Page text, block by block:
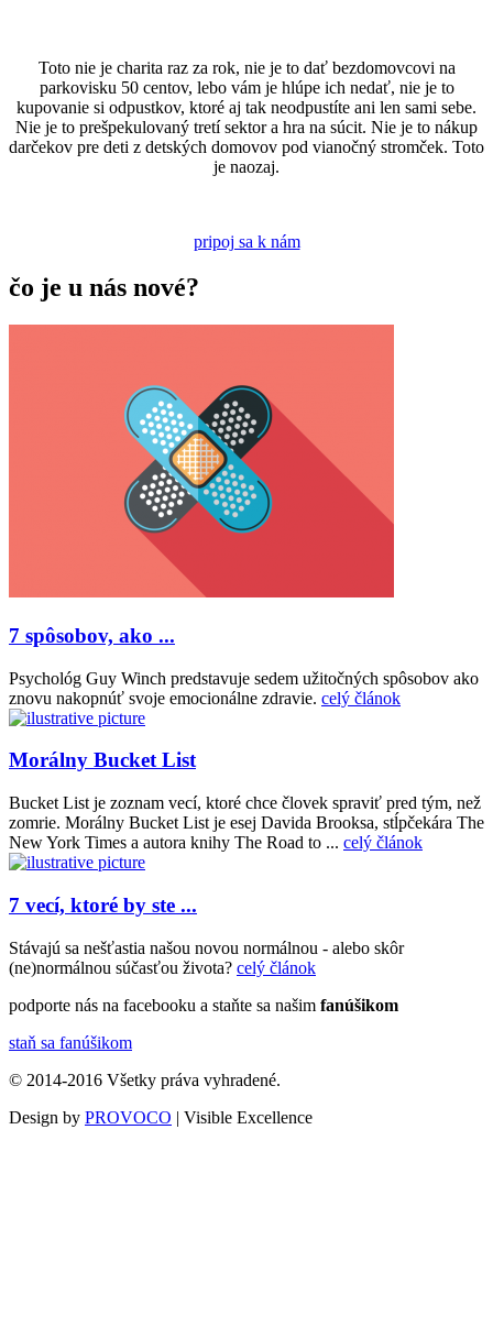
Toto nie je charita raz za rok, nie je to dať bezdomovcovi na
parkovisku 50 centov, lebo vám je hlúpe ich nedať, nie je to
kupovanie si odpustkov, ktoré aj tak neodpustíte ani len sami sebe.
Nie je to prešpekulovaný tretí sektor a hra na súcit. Nie je to nákup
darčekov pre deti z detských domovov pod vianočný stromček. Toto
je naozaj.
pripoj sa k nám
čo je u nás nové?
7 spôsobov, ako ...
Psychológ Guy Winch predstavuje sedem užitočných spôsobov ako
znovu nakopnúť svoje emocionálne zdravie. celý článok
Morálny Bucket List
Bucket List je zoznam vecí, ktoré chce človek spraviť pred tým, než
zomrie. Morálny Bucket List je esej Davida Brooksa, stĺpčekára The
New York Times a autora knihy The Road to ... celý článok
7 vecí, ktoré by ste ...
Stávajú sa nešťastia našou novou normálnou - alebo skôr
(ne)normálnou súčasťou života? celý článok
podporte nás na facebooku a staňte sa našim fanúšikom
staň sa fanúšikom
© 2014-2016 Všetky práva vyhradené.
Design by PROVOCO | Visible Excellence